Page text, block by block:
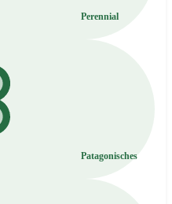
Perennial
Patagonisches